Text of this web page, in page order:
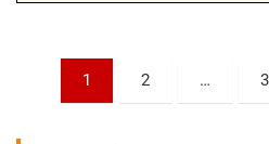
Paginación
1 2 …
Villaguay (Entre Ríos)